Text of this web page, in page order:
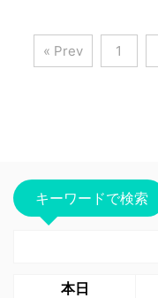
« Prev 1
キーワードで検索
本日